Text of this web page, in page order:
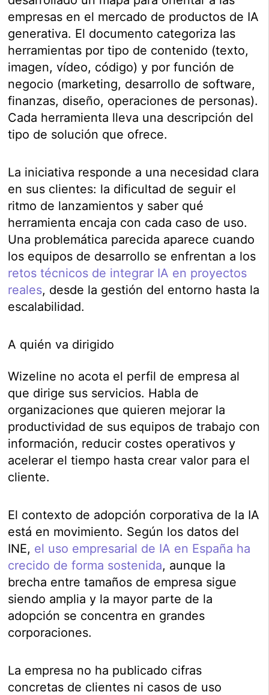
empresas en el mercado de productos de IA
generativa. El documento categoriza las
herramientas por tipo de contenido (texto,
imagen, vídeo, código) y por función de
negocio (marketing, desarrollo de software,
finanzas, diseño, operaciones de personas).
Cada herramienta lleva una descripción del
tipo de solución que ofrece.
La iniciativa responde a una necesidad clara
en sus clientes: la dificultad de seguir el
ritmo de lanzamientos y saber qué
herramienta encaja con cada caso de uso.
Una problemática parecida aparece cuando
los equipos de desarrollo se enfrentan a los
retos técnicos de integrar IA en proyectos
reales, desde la gestión del entorno hasta la
escalabilidad.
A quién va dirigido
Wizeline no acota el perfil de empresa al
que dirige sus servicios. Habla de
organizaciones que quieren mejorar la
productividad de sus equipos de trabajo con
información, reducir costes operativos y
acelerar el tiempo hasta crear valor para el
cliente.
El contexto de adopción corporativa de la IA
está en movimiento. Según los datos del
INE, el uso empresarial de IA en España ha
crecido de forma sostenida, aunque la
brecha entre tamaños de empresa sigue
siendo amplia y la mayor parte de la
adopción se concentra en grandes
corporaciones.
La empresa no ha publicado cifras
concretas de clientes ni casos de uso